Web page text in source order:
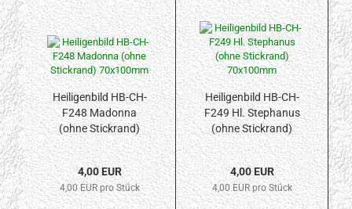
Heiligenbild HB-CH-
F248 Madonna
(ohne Stickrand)
70x100mm
4,00 EUR
4,00 EUR pro Stück
Heiligenbild HB-CH-
F249 Hl. Stephanus
(ohne Stickrand)
70x100mm
4,00 EUR
4,00 EUR pro Stück